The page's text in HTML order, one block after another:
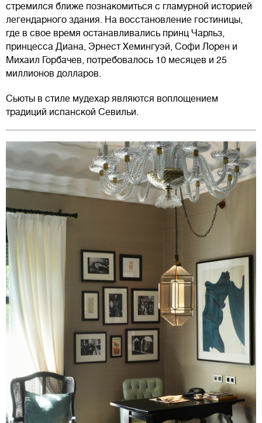
стремился ближе познакомиться с гламурной историей
легендарного здания. На восстановление гостиницы,
где в свое время останавливались принц Чарльз,
принцесса Диана, Эрнест Хемингуэй, Софи Лорен и
Михаил Горбачев, потребовалось 10 месяцев и 25
миллионов долларов.
Сьюты в стиле мудехар являются воплощением
традиций испанской Севильи.